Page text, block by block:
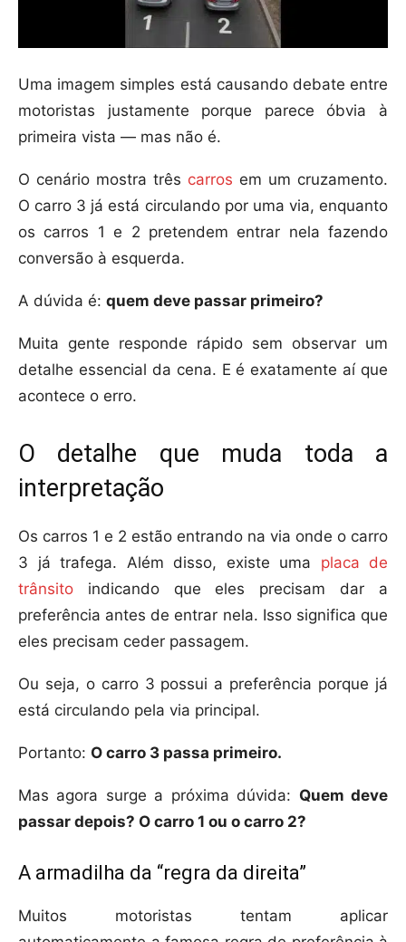
Uma imagem simples está causando debate entre
motoristas justamente porque parece óbvia à
primeira vista — mas não é.
O cenário mostra três carros em um cruzamento.
O carro 3 já está circulando por uma via, enquanto
os carros 1 e 2 pretendem entrar nela fazendo
conversão à esquerda.
A dúvida é: quem deve passar primeiro?
Muita gente responde rápido sem observar um
detalhe essencial da cena. E é exatamente aí que
acontece o erro.
O detalhe que muda toda a
interpretação
Os carros 1 e 2 estão entrando na via onde o carro
3 já trafega. Além disso, existe uma placa de
trânsito indicando que eles precisam dar a
preferência antes de entrar nela. Isso significa que
eles precisam ceder passagem.
Ou seja, o carro 3 possui a preferência porque já
está circulando pela via principal.
Portanto: O carro 3 passa primeiro.
Mas agora surge a próxima dúvida: Quem deve
passar depois? O carro 1 ou o carro 2?
A armadilha da “regra da direita”
Muitos motoristas tentam aplicar